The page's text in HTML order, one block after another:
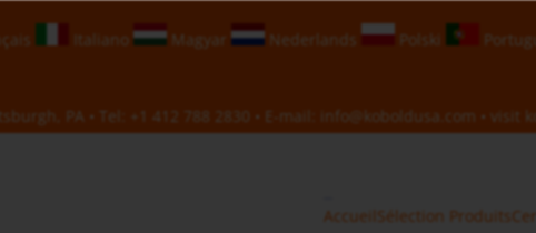
Italiano Magyar Nederlands Polski
PA • Tel: +1 412 788 2830 • E-mail: info@koboldusa.com • visit
Accueil Sélection Produits